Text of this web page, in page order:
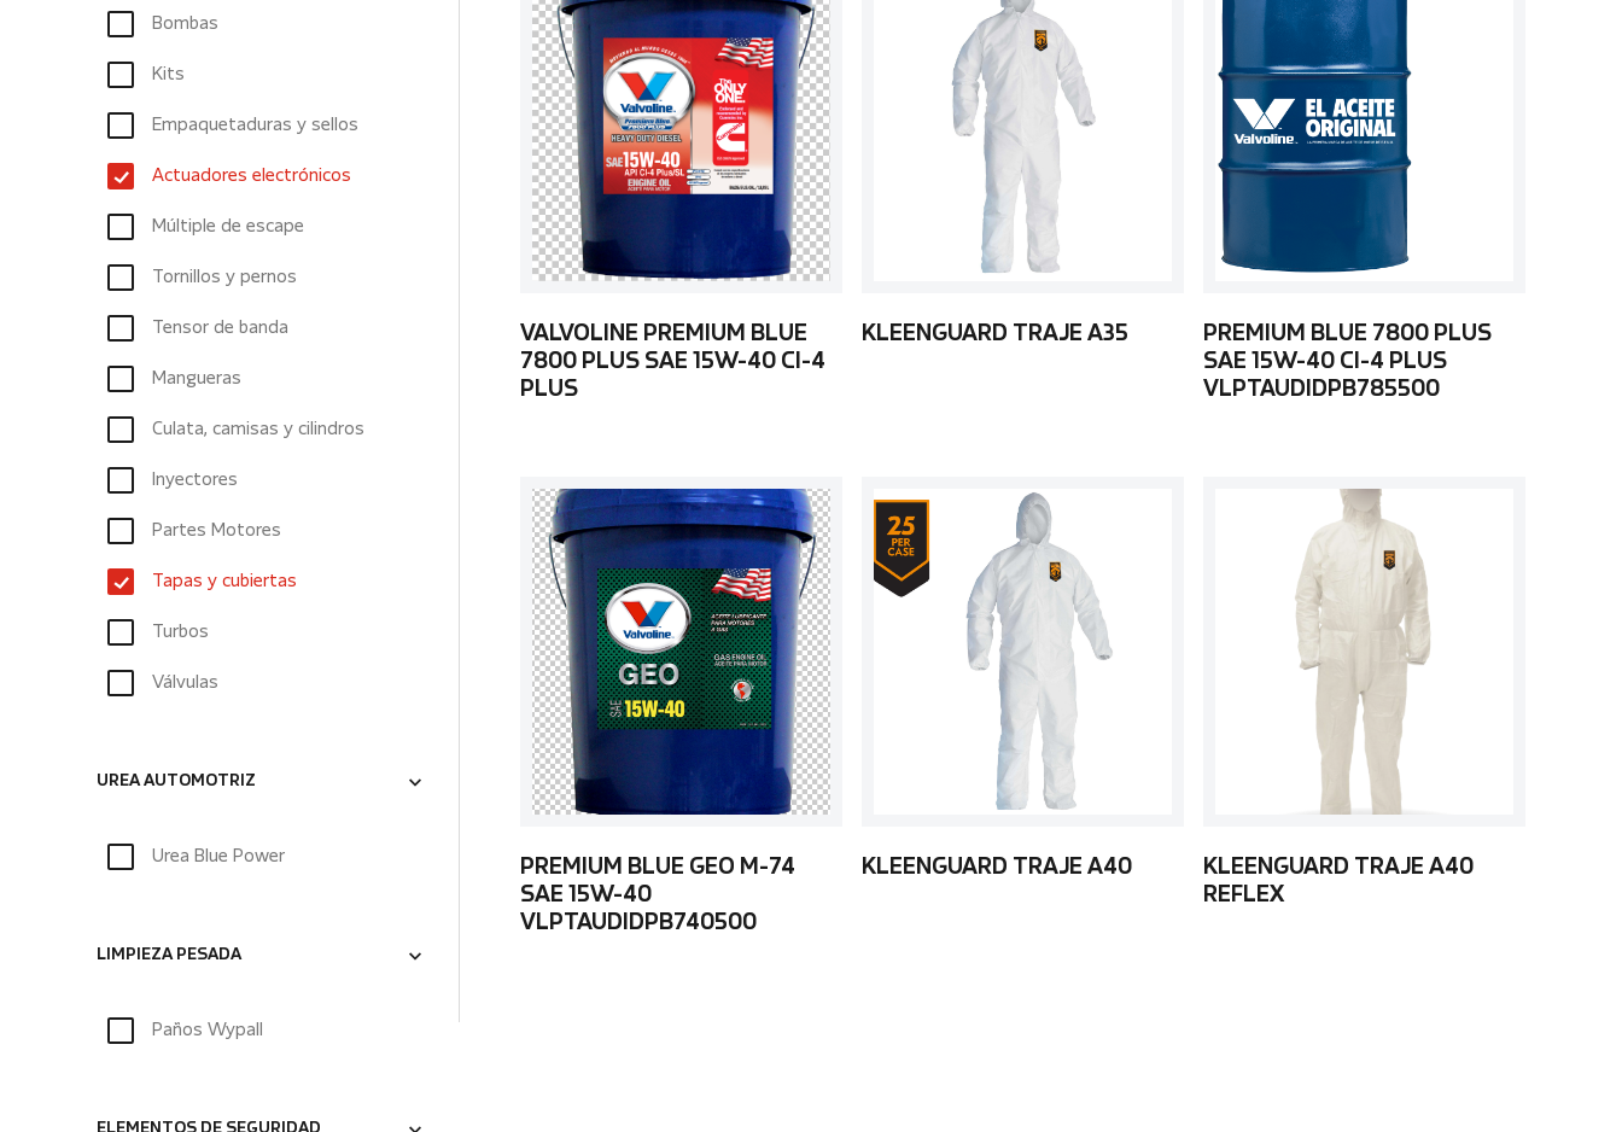
Bombas
Kits
Empaquetaduras y sellos
Actuadores electrónicos
Múltiple de escape
Tornillos y pernos
Tensor de banda
Mangueras
Culata, camisas y cilindros
Inyectores
Partes Motores
Tapas y cubiertas
Turbos
Válvulas
UREA AUTOMOTRIZ
Urea Blue Power
LIMPIEZA PESADA
Paños Wypall
VALVOLINE PREMIUM BLUE
7800 PLUS SAE 15W-40 CI-4
PLUS
KLEENGUARD TRAJE A35
PREMIUM BLUE 7800 PLUS
SAE 15W-40 CI-4 PLUS
VLPTAUDIDPB785500
PREMIUM BLUE GEO M-74
SAE 15W-40
VLPTAUDIDPB740500
KLEENGUARD TRAJE A40
KLEENGUARD TRAJE A40
REFLEX